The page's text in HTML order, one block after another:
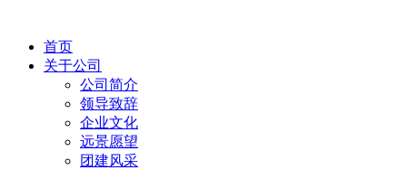
首页
关于公司
公司简介
领导致辞
企业文化
远景愿望
团建风采